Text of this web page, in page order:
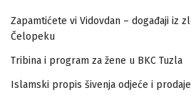
Zapamtićete vi Vidovdan – događaji iz
Čelopeku
Tribina i program za žene u BKC Tuzla
Islamski propis šivenja odjeće i